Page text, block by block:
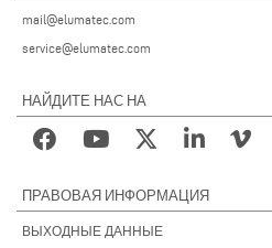
mail@elumatec.com
service@elumatec.com
НАЙДИТЕ НАС НА
ПРАВОВАЯ ИНФОРМАЦИЯ
ВЫХОДНЫЕ ДАННЫЕ